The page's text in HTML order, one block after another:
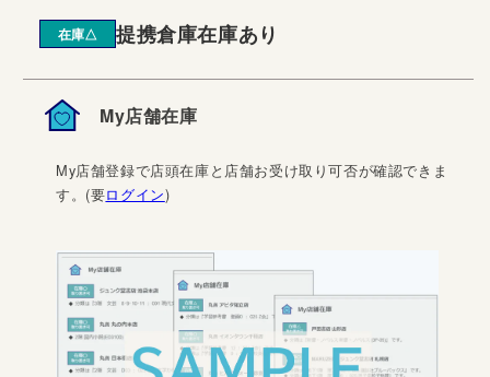
在庫△ 提携倉庫在庫あり
My店舗在庫
My店舗登録で店頭在庫と店舗お受け取り可否が確認できま
す。(要ログイン)